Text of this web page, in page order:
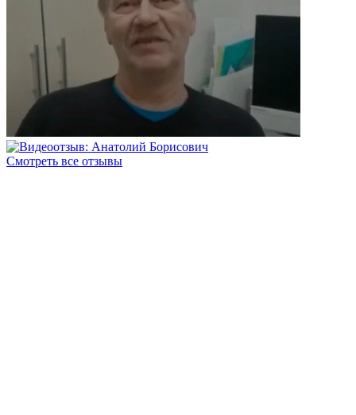
Смотреть все отзывы